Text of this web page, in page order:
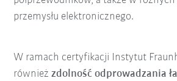
przemysłu elektronicznego.
W ramach certyfikacji Instytut
równieżzdolność odprowadzania